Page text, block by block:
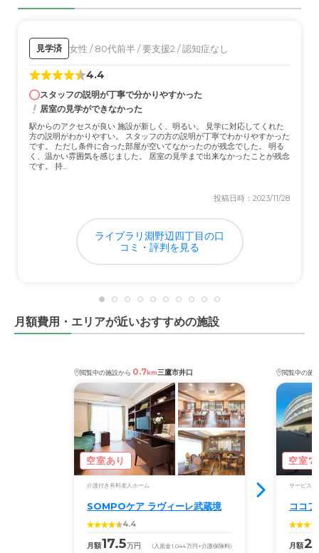
外観・内装・居室・設備について
居室は18m2と一般的な広さ。北側だが７階で景色は良か
った。冷蔵庫とテレビが備え付けてあり、入居時に購入不
要。洗濯は依頼で、入浴は週に３回で、サービスは良かっ
た。
介護医療サービスについて
の一階にあり、検査や診療は素早く対応してくれた。
近隣環境や交通アクセスについて
武蔵境駅南口から２分の至近にあるが、繁華街はなく、周
料金費用について
入居金、月々の支払いは一般的な有料老人ホームと同じ
見学済 女性 / 80代前半 / 要支援2 / 認知症なし
4.4
スタッフの説明が丁寧で分かりやすかった
居室の見学ができなかった
駅からのアクセスが良い 施設が新しく、明るい。 見学に対応してくれた
方の説明がわかりやすい。 スタッフの方の説明が丁寧でわかりやすかった
です。 ただし条件に合った部屋が空いてなかったのが残念でした。 明る
く、温かい雰囲気を感じました。 居室の見学まで出来なかったことが残念
です。 持...
投稿日時：2023/11/28
ライブラリ淵野辺四丁目の口
コミ・評判を見る
月額費用・エリアが近いおすすめの施設
閲覧中の施設から 0.7km三鷹市井口
空室あり
介護付き有料老人ホーム
SOMPOケア ラヴィーレ武蔵境
4.4
月額17.5万円 (入居金1,044万円 +介護保険料)
閲覧中の施
空室
サービス付
ココ
月額